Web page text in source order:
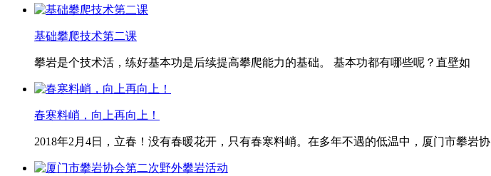
基础攀爬技术第二课
攀岩是个技术活，练好基本功是后续提高攀爬能力的基础。 基本功都有哪些呢？直壁如
春寒料峭，向上再向上！
2018年2月4日，立春！没有春暖花开，只有春寒料峭。在多年不遇的低温中，厦门市攀岩协